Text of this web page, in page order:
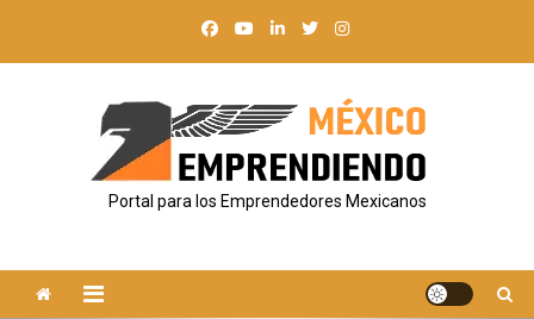
Portal para los Emprendedores Mexicanos